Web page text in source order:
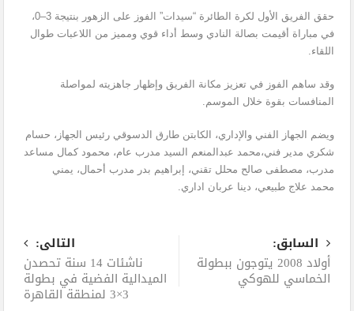
حقق الفريق الأول لكرة الطائرة “سيدات” الفوز على الزهور بنتيجة 3–0،
في مباراة أقيمت بصالة النادي وسط أداء قوي ومميز من اللاعبات طوال
اللقاء.
وقد ساهم الفوز في تعزيز مكانة الفريق وإظهار جاهزيته لمواصلة
المنافسات بقوة خلال الموسم.
ويضم الجهاز الفني والإداري، الكابتن طارق الدسوقي رئيس الجهاز، حسام
شكري مدير فني،محمد عبدالمنعم السيد مدرب عام، محمود كمال مساعد
مدرب، مصطفى صالح محلل تقني، إبراهيم بدر مدرب أحمال، يمني
محمد علاج طبيعي، دينا عربان اداري.
السابق:
أولاد 2008 يتوجون ببطولة
الخماسي للهوكي
التالى:
ناشئات 14 سنة تحصدن
الميدالية الفضية في بطولة
3×3 لمنطقة القاهرة